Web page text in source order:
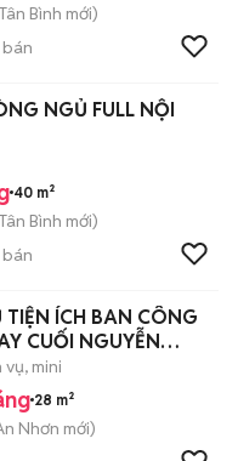
Bình mới)
NGỦ FULL NỘI
40 m²
Bình mới)
ÍCH BAN CÔNG
CUỐI NGUYỄN
vụ, mini
28 m²
Nhơn mới)